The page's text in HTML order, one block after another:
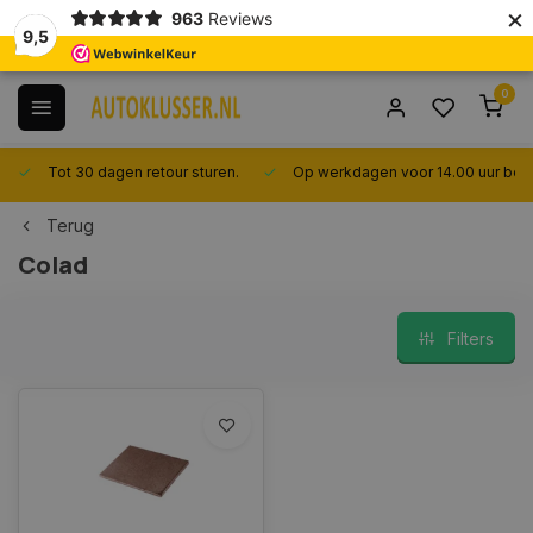
9,5
963 Reviews ×
0
Tot 30 dagen retour sturen. Op werkdagen voor 14.00 uur
Terug
Colad
Filters